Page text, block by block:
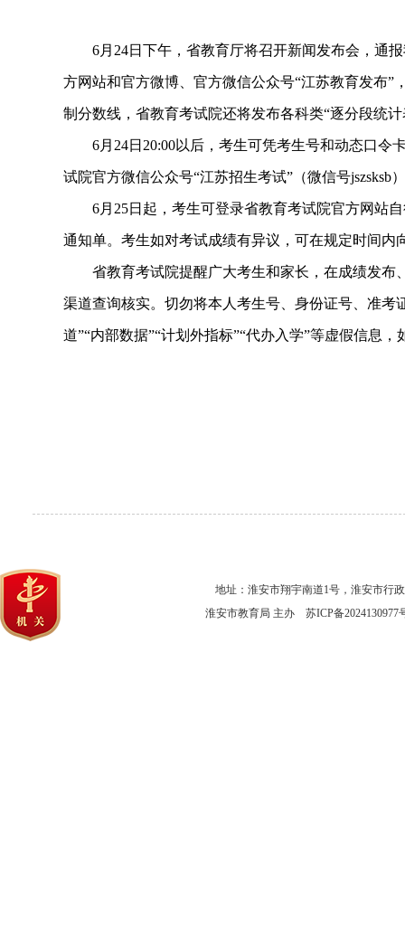
6月24日下午，省教育厅将召开新闻发布会，通报
方网站和官方微博、官方微信公众号“江苏教育发布
制分数线，省教育考试院还将发布各科类“逐分段统计
6月24日20:00以后，考生可凭考生号和动态口令卡
试院官方微信公众号“江苏招生考试”（微信号jszsksb
6月25日起，考生可登录省教育考试院官方网站自
通知单。考生如对考试成绩有异议，可在规定时间
省教育考试院提醒广大考生和家长，在成绩发布
渠道查询核实。切勿将本人考生号、身份证号、准考
道”“内部数据”“计划外指标”“代办入学”等虚假信息
地址：淮安市翔宇南道1号，淮安市行
淮安市教育局 主办 苏ICP备2024130977